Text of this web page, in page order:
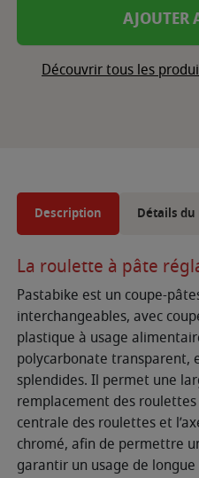
AJOUTER
Découvrir tous les
Description Détails
La roulette à pâte
Pastabike est un coupe-
interchangeables, avec
plastique à usage
polycarbonate transparent,
splendides. Il permet une
remplacement des
centrale des roulettes et
chromé, afin de permettre
garantir un usage de